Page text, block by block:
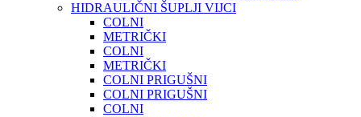
HIDRAULIČNI ŠUPLJI VIJCI
COLNI
METRIČKI
COLNI
METRIČKI
COLNI PRIGUŠNI
COLNI PRIGUŠNI
COLNI